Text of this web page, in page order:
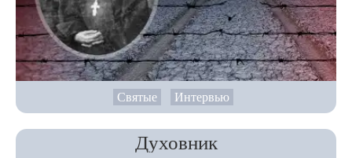
Святые Интервью
Духовник